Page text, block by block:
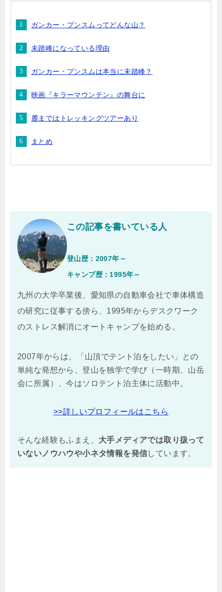
ガンカー・プンスムってどんな山？
未踏峰になっている理由
ガンカー・プンスムは本当に未踏峰？
映画『キラーマウンテン』の舞台に
麓まではトレッキングツアーあり
まとめ
この記事を書いている人
登山歴：2007年～
キャンプ歴：1995年～
九州の大学卒業後、愛知県の自動車会社で車体構造
の研究に従事する傍ら、1995年からデスクワーク
のストレス解消にオートキャンプを始める。
2007年からは、「山頂でテント泊をしたい」との
単純な発想から、登山を独学で学び（一時期、山岳
会に所属）、今はソロテント泊主体に活動中。
>>詳しいプロフィールはこちら
そんな経験もふまえ、 大手メディアでは取り扱って
いないノウハウや小ネタ情報を発信しています。